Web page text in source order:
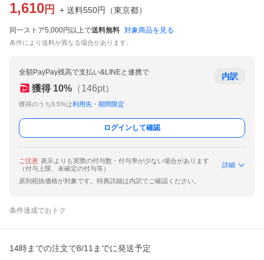
1,610 円 + 送料550円 （東京都）
同一ストア5,000円以上で送料無料 対象商品を見る
条件により送料が異なる場合があります。
全額PayPay残高で支払い&LINEと連携で
獲得 10% （146pt）
獲得のうち9.5%は利用先・期間限定
内訳
ログインして確認
ご注意 表示よりも実際の付与数・付与率が少ない場合があります
（付与上限、未確定の付与等）
詳細
原則税抜価格が対象です。特典詳細は内訳でご確認ください。
条件達成でおトク
14時までの注文で8/11までに発送予定